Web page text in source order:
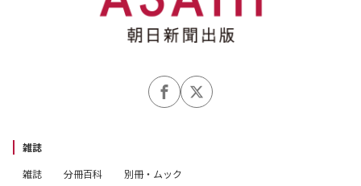
雑誌
雑誌
分冊百科 別冊・ムック